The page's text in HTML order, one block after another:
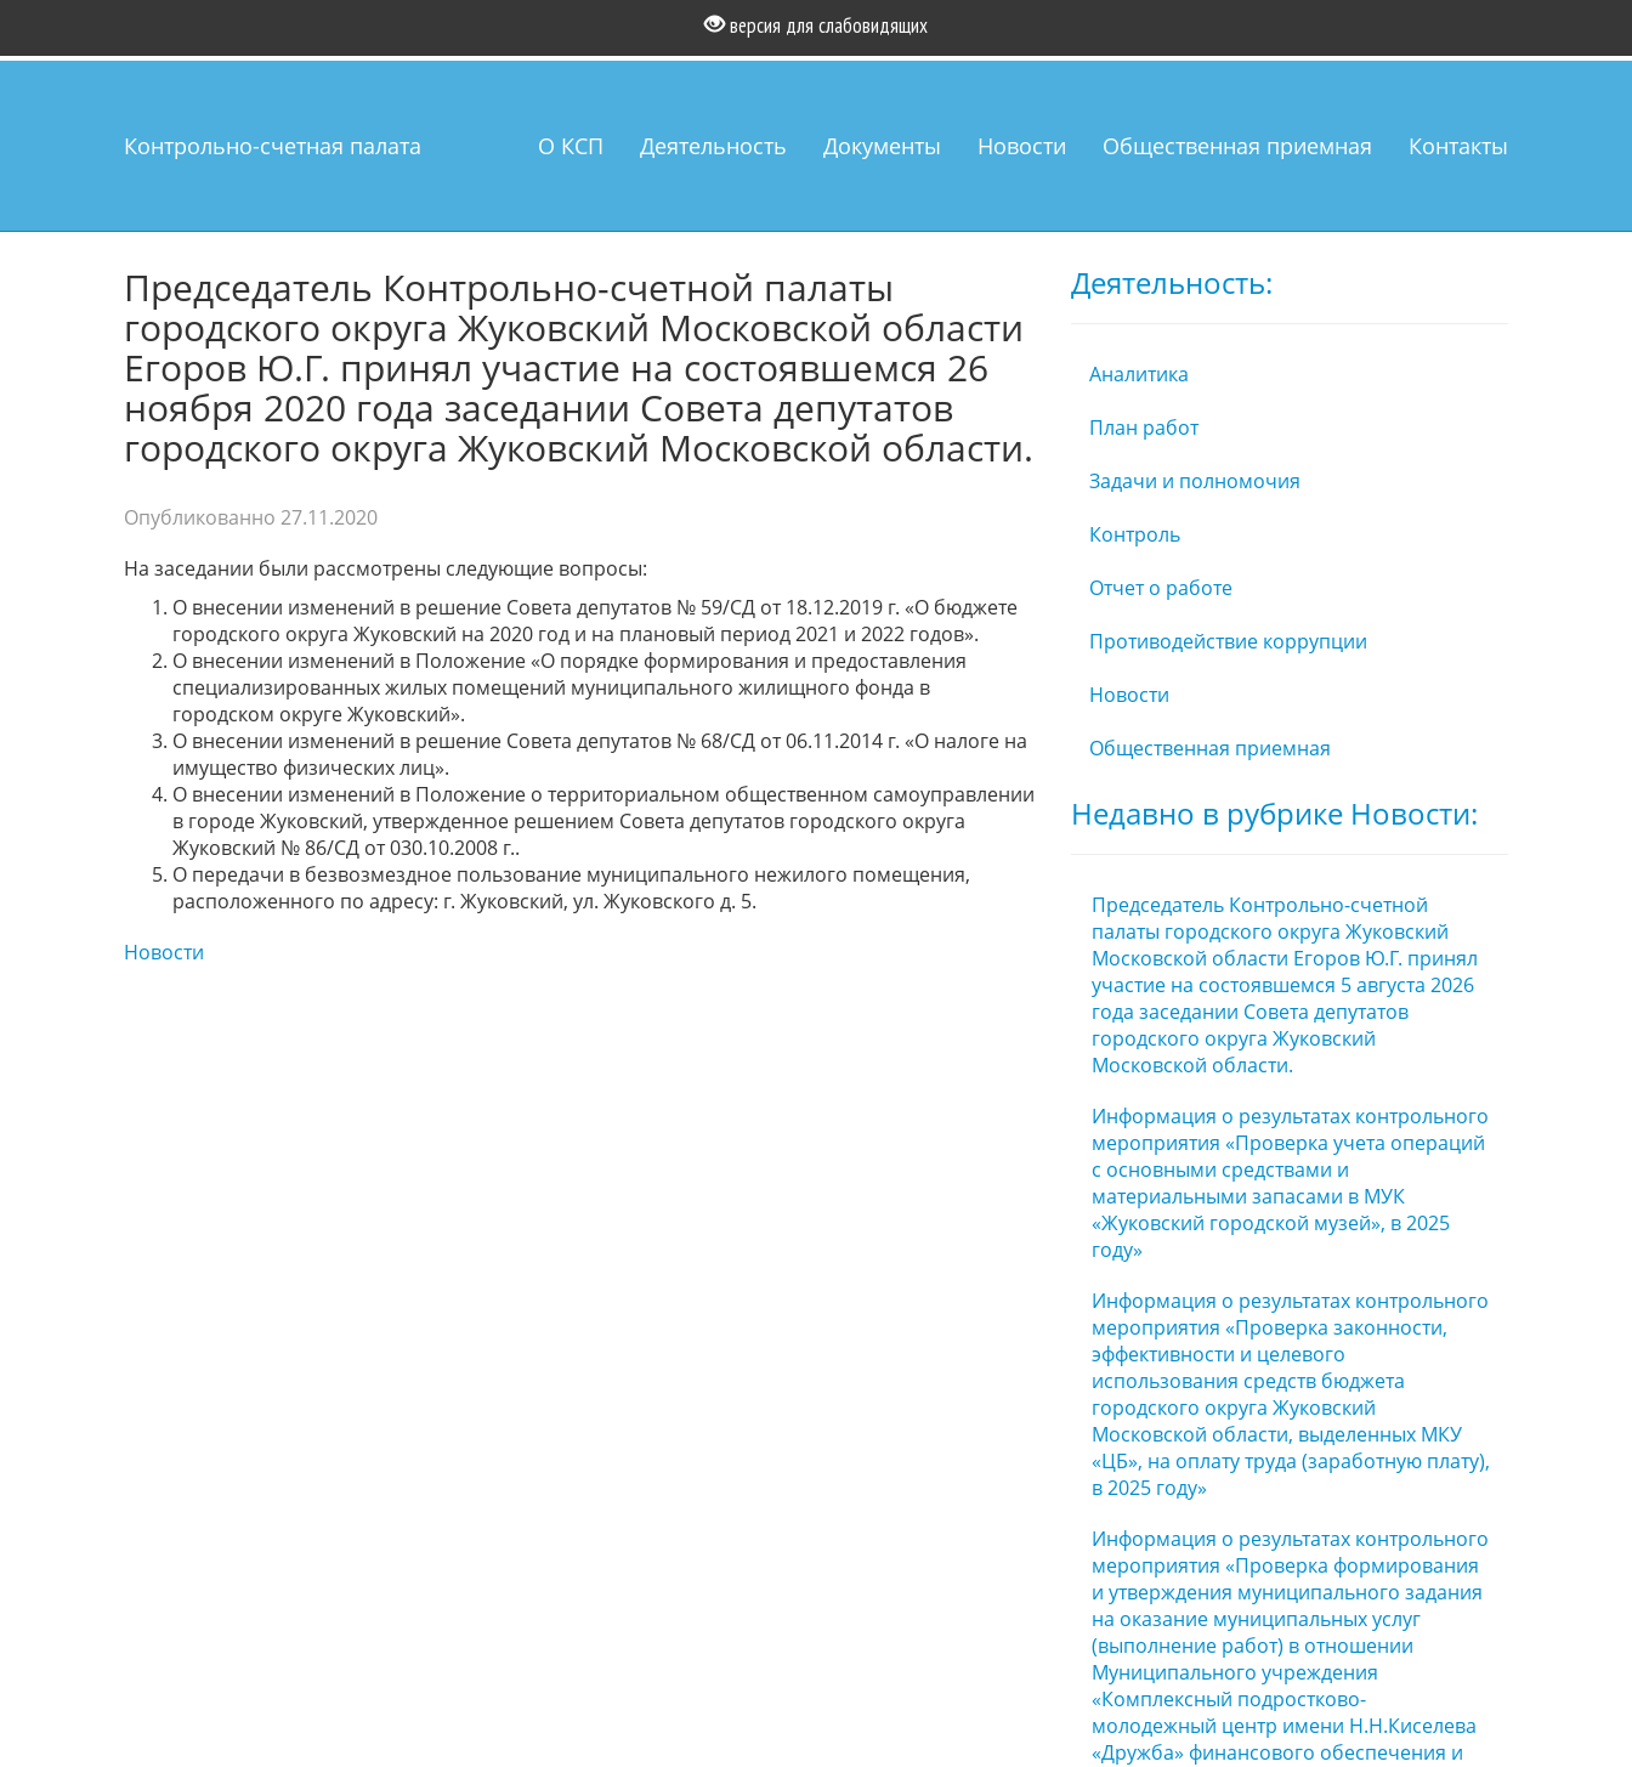
версия для слабовидящих
Контрольно-счетная палата О КСП Деятельность Документы Новости Общественная приемная Контакты
Председатель Контрольно-счетной палаты
городского округа Жуковский Московской области
Егоров Ю.Г. принял участие на состоявшемся 26
ноября 2020 года заседании Совета депутатов
городского округа Жуковский Московской области.
Опубликованно 27.11.2020
На заседании были рассмотрены следующие вопросы:
О внесении изменений в решение Совета депутатов № 59/СД от 18.12.2019 г. «О бюджете
городского округа Жуковский на 2020 год и на плановый период 2021 и 2022 годов».
О внесении изменений в Положение «О порядке формирования и предоставления
специализированных жилых помещений муниципального жилищного фонда в
городском округе Жуковский».
О внесении изменений в решение Совета депутатов № 68/СД от 06.11.2014 г. «О налоге на
имущество физических лиц».
О внесении изменений в Положение о территориальном общественном самоуправлении
в городе Жуковский, утвержденное решением Совета депутатов городского округа
Жуковский № 86/СД от 030.10.2008 г..
О передачи в безвозмездное пользование муниципального нежилого помещения,
расположенного по адресу: г. Жуковский, ул. Жуковского д. 5.
Новости
Деятельность:
Аналитика
План работ
Задачи и полномочия
Контроль
Отчет о работе
Противодействие коррупции
Новости
Общественная приемная
Недавно в рубрике Новости:
Председатель Контрольно-счетной
палаты городского округа Жуковский
Московской области Егоров Ю.Г. принял
участие на состоявшемся 5 августа 2026
года заседании Совета депутатов
городского округа Жуковский
Московской области.
Информация о результатах контрольного
мероприятия «Проверка учета операций
с основными средствами и
материальными запасами в МУК
«Жуковский городской музей», в 2025
году»
Информация о результатах контрольного
мероприятия «Проверка законности,
эффективности и целевого
использования средств бюджета
городского округа Жуковский
Московской области, выделенных МКУ
«ЦБ», на оплату труда (заработную плату),
в 2025 году»
Информация о результатах контрольного
мероприятия «Проверка формирования
и утверждения муниципального задания
на оказание муниципальных услуг
(выполнение работ) в отношении
Муниципального учреждения
«Комплексный подростково-
молодежный центр имени Н.Н.Киселева
«Дружба» финансового обеспечения и